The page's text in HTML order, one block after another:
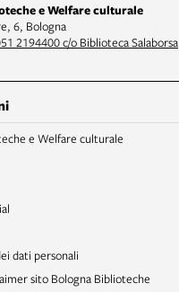
e Welfare culturale
6, Bologna
2194400 c/o Biblioteca Salaborsa
e Welfare culturale
dati personali
sito Bologna Biblioteche